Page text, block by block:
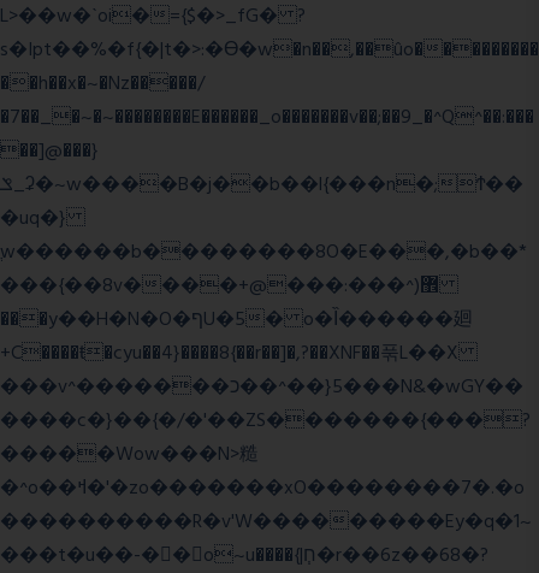
L>��w�ˋoi�={$�>_fG� ?
s�Ipt��%�f{�|t�>:�ϴ�w�n��,��ûo���������
��h��x�~�Nz�����/
�7��_�~�~��������E������_o�������v��;��9_�^Q^��:���
��]@���}
ݏ_ʡ�~w����B�j��b��l{���n�;Ϯ��
�uq�}
ֲw������b��������8O�E���,�b��*
���{��8v����+@���:���^)޾
���y��H�N�O�ףU�5� o�Ȉ������廻
+C����ŧ�cyu��4}����8{��r��]�,?��XNF��푺L��X
���v^�������כ��^��}5���N&�wGY��
����c�}��{�/�'��ZS�������{���?
�����Wow���N>糙
�^o��ߞ�'�zo�������xO��������7�.�o
����������R�v'W���������Ey�q�1~
���t�u��-�� o~u����{|ח֧�r��6z��68�?